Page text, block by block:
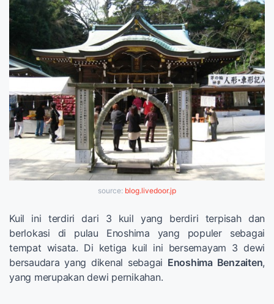
source: blog.livedoor.jp
Kuil ini terdiri dari 3 kuil yang berdiri terpisah dan
berlokasi di pulau Enoshima yang populer sebagai
tempat wisata. Di ketiga kuil ini bersemayam 3 dewi
bersaudara yang dikenal sebagai Enoshima Benzaiten,
yang merupakan dewi pernikahan.